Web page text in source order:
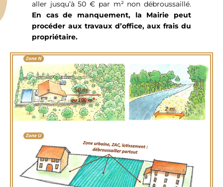
aller jusqu’à 50 € par m² non débroussaillé.
En cas de manquement, la Mairie peut
procéder aux travaux d’office, aux frais du
propriétaire.